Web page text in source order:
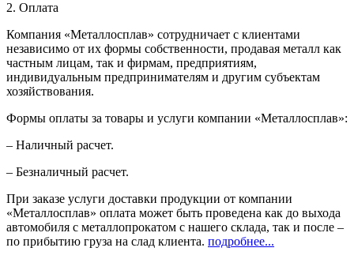
2. Оплата
Компания «Металлосплав» сотрудничает с клиентами
независимо от их формы собственности, продавая металл как
частным лицам, так и фирмам, предприятиям,
индивидуальным предпринимателям и другим субъектам
хозяйствования.
Формы оплаты за товары и услуги компании «Металлосплав»:
– Наличный расчет.
– Безналичный расчет.
При заказе услуги доставки продукции от компании
«Металлосплав» оплата может быть проведена как до выхода
автомобиля с металлопрокатом с нашего склада, так и после –
по прибытию груза на слад клиента. подробнее...